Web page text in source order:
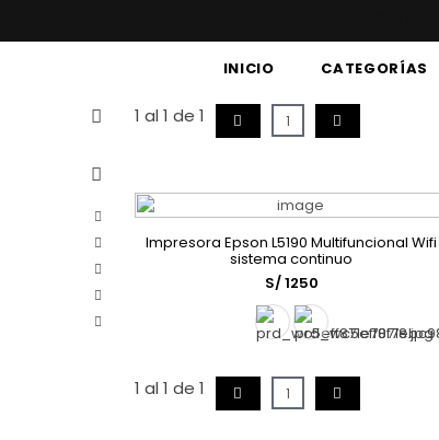
INICIO CATEGORÍAS
1 al 1 de 1 1
AGREGAR A LA BOLSA
Impresora Epson L5190 Multifuncional Wifi
sistema continuo
S/ 1250
1 al 1 de 1 1